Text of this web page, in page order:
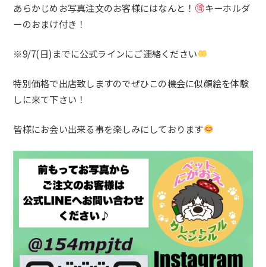
あらかじめお写真注文のお客様にはなんと！
キーホルダ
ーのおまけ付き！
※9/7(日)までに公式ラインにご連絡ください
特別価格で出店致しますのでぜひこの機会に似顔絵を体験
しに来て下さい！
皆様にお会い出来る事を楽しみにしております